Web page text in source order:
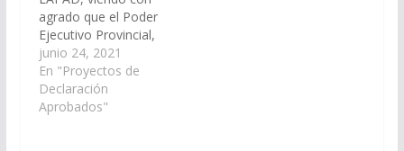
agrado que el Poder
Ejecutivo Provincial,
arbitren las medidas
necesarias, a los fines
que mediante
convenio con el
junio 24, 2021
En "Proyectos de
Declaración
Aprobados"